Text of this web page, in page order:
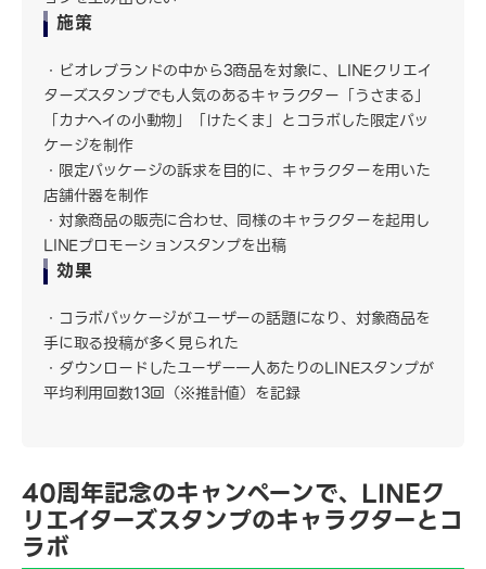
施策
ビオレブランドの中から3商品を対象に、LINEクリエイ
ターズスタンプでも人気のあるキャラクター「うさまる」
「カナヘイの小動物」「けたくま」とコラボした限定パッ
ケージを制作
限定パッケージの訴求を目的に、キャラクターを用いた
店舗什器を制作
対象商品の販売に合わせ、同様のキャラクターを起用し
LINEプロモーションスタンプを出稿
効果
コラボパッケージがユーザーの話題になり、対象商品を
手に取る投稿が多く見られた
ダウンロードしたユーザー一人あたりのLINEスタンプが
平均利用回数13回（※推計値）を記録
40周年記念のキャンペーンで、LINEク
リエイターズスタンプのキャラクターとコ
ラボ